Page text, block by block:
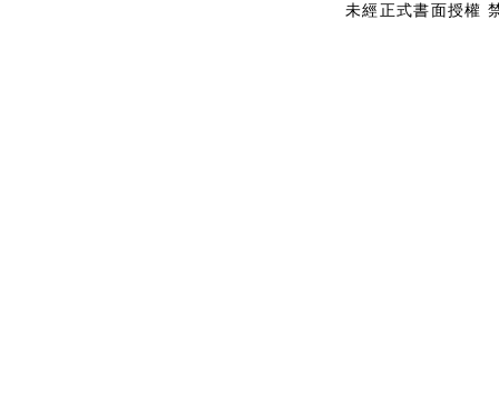
未經正式書面授權